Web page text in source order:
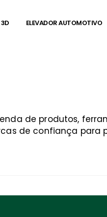
ELEVADOR AUTOMOTIVO
de produtos,
de confiança para